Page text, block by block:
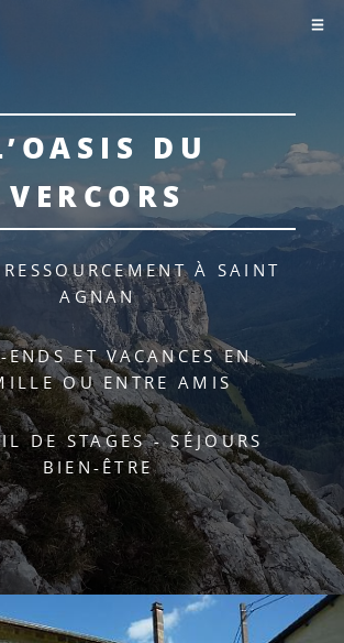
DU
VERCORS
À SAINT
AGNAN
ENDS ET VACANCES EN
OU ENTRE AMIS
DE STAGES - SÉJOURS
BIEN-ÊTRE